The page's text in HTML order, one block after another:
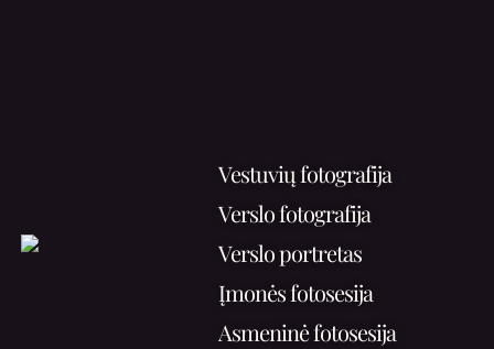
Vestuvių fotografija
Verslo fotografija
Verslo portretas
Įmonės fotosesija
Asmeninė fotosesija